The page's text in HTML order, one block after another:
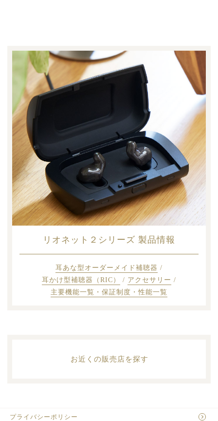
リオネット２シリーズ 製品情報
耳あな型オーダーメイド補聴器 /
耳かけ型補聴器（RIC）
/ アクセサリー /
主要機能一覧・保証制度・性能一覧
お近くの販売店を探す
プライバシーポリシー